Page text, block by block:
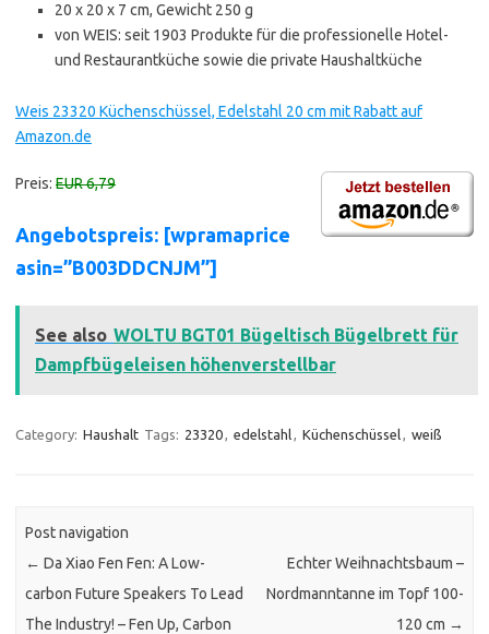
20 x 20 x 7 cm, Gewicht 250 g
von WEIS: seit 1903 Produkte für die professionelle Hotel-
und Restaurantküche sowie die private Haushaltküche
Weis 23320 Küchenschüssel, Edelstahl 20 cm mit Rabatt auf
Amazon.de
Preis: EUR 6,79
Angebotspreis: [wpramaprice
asin=”B003DDCNJM”]
See also WOLTU BGT01 Bügeltisch Bügelbrett für
Dampfbügeleisen höhenverstellbar
Category: Haushalt Tags: 23320, edelstahl, Küchenschüssel, weiß
Post navigation
← Da Xiao Fen Fen: A Low-
carbon Future Speakers To Lead
The Industry! – Fen Up, Carbon
Echter Weihnachtsbaum –
Nordmanntanne im Topf 100-
120 cm →